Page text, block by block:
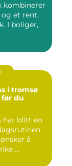
kombinerer
et rent,
I boliger,
i tromsø
du
har blitt en
å
...